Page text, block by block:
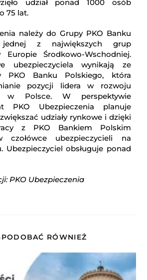
udział ponad 1000 osób
75 lat.
należy do Grupy PKO Banku
z największych grup
Środkowo-Wschodniej.
ubezpieczyciela wynikają ze
PKO Banku Polskiego, która
pozycji lidera w rozwoju
w Polsce. W perspektywie
PKO Ubezpieczenia planuje
udziały rynkowe i dzięki
z PKO Bankiem Polskim
ubezpieczycieli na
Ubezpieczyciel obsługuje ponad
PKO Ubezpieczenia
RÓWNIEŻ